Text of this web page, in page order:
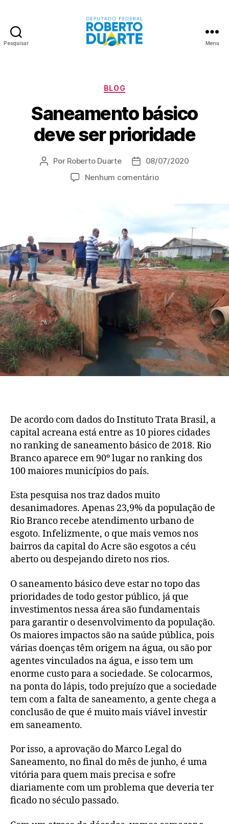
Pesquisar Menu
Categorias
BLOG
Saneamento básico
deve ser prioridade
Autor
Por Roberto Duarte
Data
de
08/07/2020
Nenhum comentárioem
prioridade
De acordo com dados do Instituto Trata Brasil, a
capital acreana está entre as 10 piores cidades
no ranking de saneamento básico de 2018. Rio
Branco aparece em 90º lugar no ranking dos
100 maiores municípios do país.
Esta pesquisa nos traz dados muito
desanimadores. Apenas 23,9% da população de
Rio Branco recebe atendimento urbano de
esgoto. Infelizmente, o que mais vemos nos
bairros da capital do Acre são esgotos a céu
aberto ou despejando direto nos rios.
O saneamento básico deve estar no topo das
prioridades de todo gestor público, já que
investimentos nessa área são fundamentais
para garantir o desenvolvimento da população.
Os maiores impactos são na saúde pública, pois
várias doenças têm origem na água, ou são por
agentes vinculados na água, e isso tem um
enorme custo para a sociedade. Se colocarmos,
na ponta do lápis, todo prejuízo que a sociedade
tem com a falta de saneamento, a gente chega a
conclusão de que é muito mais viável investir
em saneamento.
Por isso, a aprovação do Marco Legal do
Saneamento, no final do mês de junho, é uma
vitória para quem mais precisa e sofre
diariamente com um problema que deveria ter
ficado no século passado.